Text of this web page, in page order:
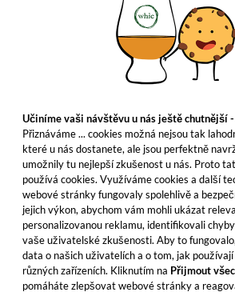
Učiníme vaši návštěvu u nás ještě chutnější
Přiznáváme ... cookies možná nejsou tak
které u nás dostanete, ale jsou perfektně
umožnily tu nejlepší zkušenost u nás. Proto
používá cookies. Využíváme cookies a další
webové stránky fungovaly spolehlivě a
jejich výkon, abychom vám mohli ukázat
personalizovanou reklamu, identifikovali
vaše uživatelské zkušenosti. Aby to
data o našich uživatelích a o tom, jak
různých zařízeních. Kliknutím na Přijmout
pomáháte zlepšovat webové stránky a